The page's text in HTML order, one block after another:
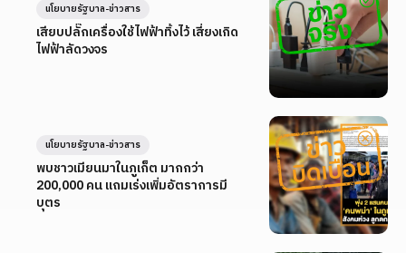
เสียบปลั๊กเครื่องใช้ไฟฟ้าทิ้งไว้ เสี่ยงเกิด
ไฟฟ้าลัดวงจร
นโยบายรัฐบาล-ข่าวสาร
พบชาวเมียนมาในภูเก็ต มากกว่า
200,000 คน แถมเร่งเพิ่มอัตราการมี
บุตร
นโยบายรัฐบาล-ข่าวสาร